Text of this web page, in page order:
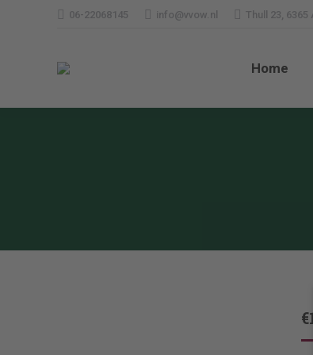
06-22068145 info@vvow.nl Thull 23, 6365
Home
€